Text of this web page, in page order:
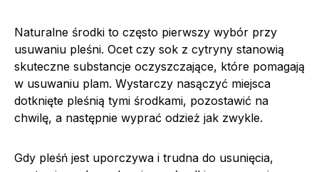
Naturalne środki to często pierwszy wybór przy
usuwaniu pleśni. Ocet czy sok z cytryny stanowią
skuteczne substancje oczyszczające, które pomagają
w usuwaniu plam. Wystarczy nasączyć miejsca
dotknięte pleśnią tymi środkami, pozostawić na
chwilę, a następnie wyprać odzież jak zwykle.
Gdy pleśń jest uporczywa i trudna do usunięcia,